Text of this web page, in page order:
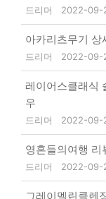
드리머 2022-09-
아카리츠무기 상
드리머 2022-09-
레이어스클래식
우
드리머 2022-09-
영혼들의여행 리
드리머 2022-09-
그레이멜린클렌